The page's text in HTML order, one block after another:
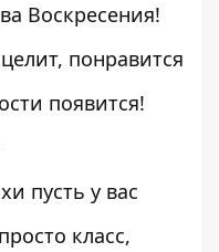
Воскресения!
понравится
появится!
пусть у вас
класс,